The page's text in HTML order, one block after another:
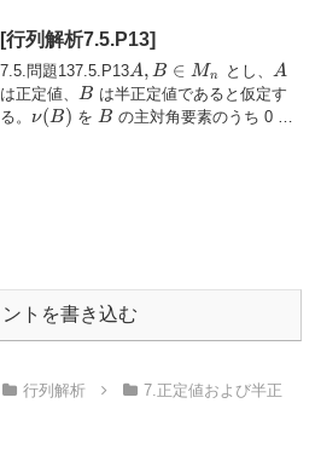
[行列解析7.5.P13]
7.5.問題137.5.P13A, B
\in
M_n
A, B ∈ Mn とし、 A
A
は正定値、B
B は半正定値であると仮定す
る。\nu(B)
ν(B) を B
B の主対角要素のうち 0 で
ントを書き込む
行列解析
7.正定値および半正